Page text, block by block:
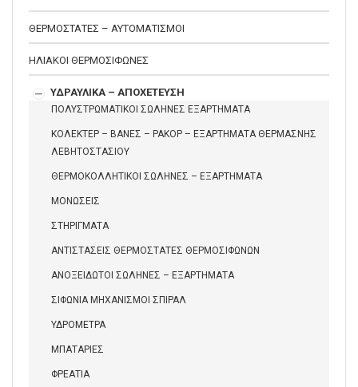
ΘΕΡΜΟΣΤΑΤΕΣ – ΑΥΤΟΜΑΤΙΣΜΟΙ
ΗΛΙΑΚΟΙ ΘΕΡΜΟΣΙΦΩΝΕΣ
ΥΔΡΑΥΛΙΚΑ – ΑΠΟΧΕΤΕΥΣΗ
ΠΟΛΥΣΤΡΩΜΑΤΙΚΟΙ ΣΩΛΗΝΕΣ ΕΞΑΡΤΗΜΑΤΑ
ΚΟΛΕΚΤΕΡ – ΒΑΝΕΣ – ΡΑΚΟΡ – ΕΞΑΡΤΗΜΑΤΑ ΘΕΡΜΑΣΝΗΣ
ΛΕΒΗΤΟΣΤΑΣΙΟΥ
ΘΕΡΜΟΚΟΛΛΗΤΙΚΟΙ ΣΩΛΗΝΕΣ – ΕΞΑΡΤΗΜΑΤΑ
ΜΟΝΩΣΕΙΣ
ΣΤΗΡΙΓΜΑΤΑ
ΑΝΤΙΣΤΑΣΕΙΣ ΘΕΡΜΟΣΤΑΤΕΣ ΘΕΡΜΟΣΙΦΩΝΩΝ
ΑΝΟΞΕΙΔΩΤΟΙ ΣΩΛΗΝΕΣ – ΕΞΑΡΤΗΜΑΤΑ
ΣΙΦΩΝΙΑ ΜΗΧΑΝΙΣΜΟΙ ΣΠΙΡΑΛ
ΥΔΡΟΜΕΤΡΑ
ΜΠΑΤΑΡΙΕΣ
ΦΡΕΑΤΙΑ